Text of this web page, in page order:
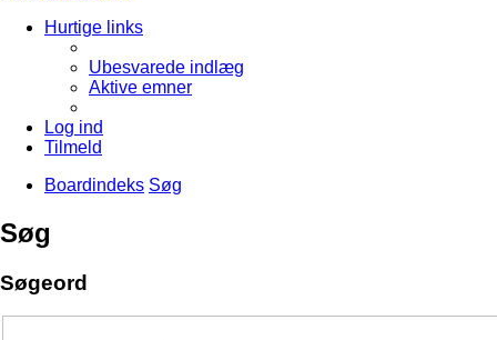
Hurtige links
Ubesvarede indlæg
Aktive emner
Log ind
Tilmeld
Boardindeks Søg
Søg
Søgeord